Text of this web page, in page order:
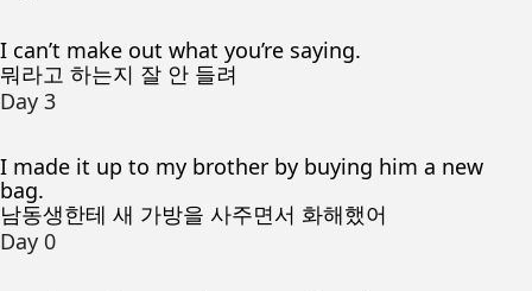
I can’t make out what you’re saying.
뭐라고 하는지 잘 안 들려
Day 3
I made it up to my brother by buying him a new
bag.
남동생한테 새 가방을 사주면서 화해했어
Day 0